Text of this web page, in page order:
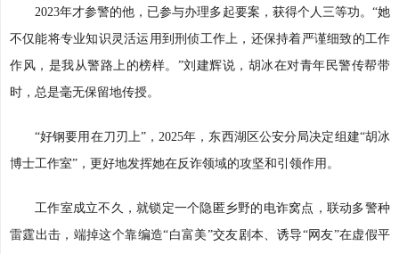
2023年才参警的他，已参与办理多起要案，获得个人三等功。“她
不仅能将专业知识灵活运用到刑侦工作上，还保持着严谨细致的工作
作风，是我从警路上的榜样。”刘建辉说，胡冰在对青年民警传帮带
时，总是毫无保留地传授。
“好钢要用在刀刃上”，2025年，东西湖区公安分局决定组建“胡冰
博士工作室”，更好地发挥她在反诈领域的攻坚和引领作用。
工作室成立不久，就锁定一个隐匿乡野的电诈窝点，联动多警种
雷霆出击，端掉这个靠编造“白富美”交友剧本、诱导“网友”在虚假平